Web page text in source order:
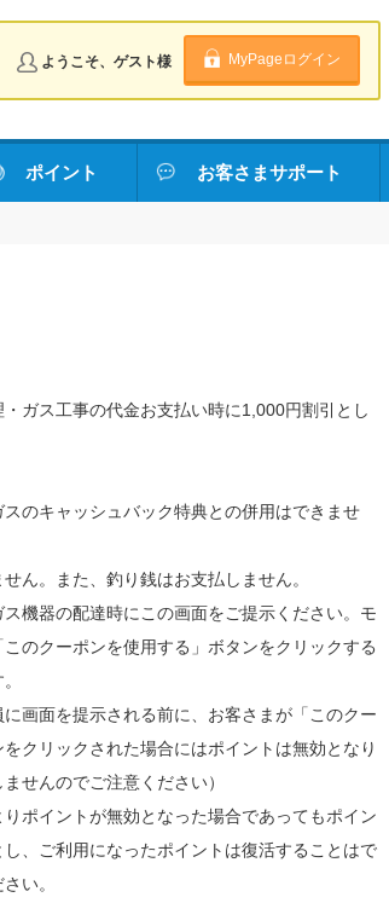
ようこそ、ゲスト様 MyPageログイン
ポイント お客さまサポート
ガス工事の代金お支払い時に1,000円割引とし
スのキャッシュバック特典との併用はできませ
ん。また、釣り銭はお支払しません。
ス機器の配達時にこの画面をご提示ください。モ
のクーポンを使用する」ボタンをクリックする
に画面を提示される前に、お客さまが「このクー
クリックされた場合にはポイントは無効となり
せんのでご注意ください）
りポイントが無効となった場合であってもポイン
し、ご利用になったポイントは復活することはで
い。